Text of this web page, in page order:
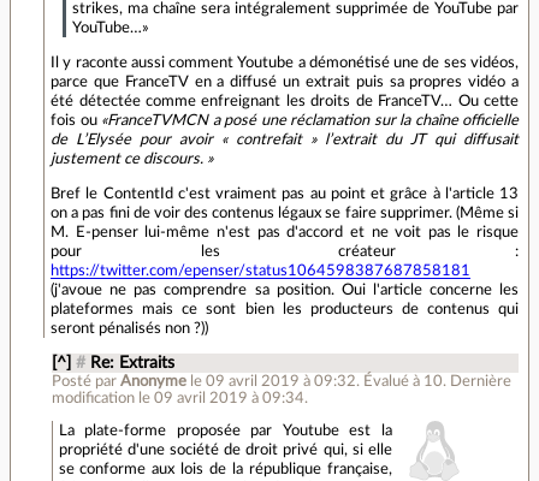
strikes, ma chaîne sera intégralement supprimée de YouTube par
YouTube…»
Il y raconte aussi comment Youtube a démonétisé une de ses vidéos,
parce que FranceTV en a diffusé un extrait puis sa propres vidéo a
été détectée comme enfreignant les droits de FranceTV… Ou cette
fois ou «FranceTVMCN a posé une réclamation sur la chaîne officielle
de L’Elysée pour avoir « contrefait » l’extrait du JT qui diffusait
justement ce discours. »
Bref le ContentId c'est vraiment pas au point et grâce à l'article 13
on a pas fini de voir des contenus légaux se faire supprimer. (Même si
M. E-penser lui-même n'est pas d'accord et ne voit pas le risque
pour les créateur :
https://twitter.com/epenser/status1064598387687858181
(j'avoue ne pas comprendre sa position. Oui l'article concerne les
plateformes mais ce sont bien les producteurs de contenus qui
seront pénalisés non ?))
[^] # Re: Extraits
Posté par Anonyme le 09 avril 2019 à 09:32. Évalué à 10. Dernière
modification le 09 avril 2019 à 09:34.
La plate-forme proposée par Youtube est la
propriété d'une société de droit privé qui, si elle
se conforme aux lois de la république française,